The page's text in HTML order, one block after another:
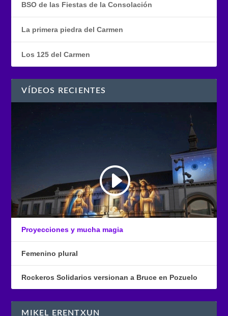
BSO de las Fiestas de la Consolación
La primera piedra del Carmen
Los 125 del Carmen
VÍDEOS RECIENTES
Proyecciones y mucha magia
Femenino plural
Rockeros Solidarios versionan a Bruce en Pozuelo
MIKEL ERENTXUN